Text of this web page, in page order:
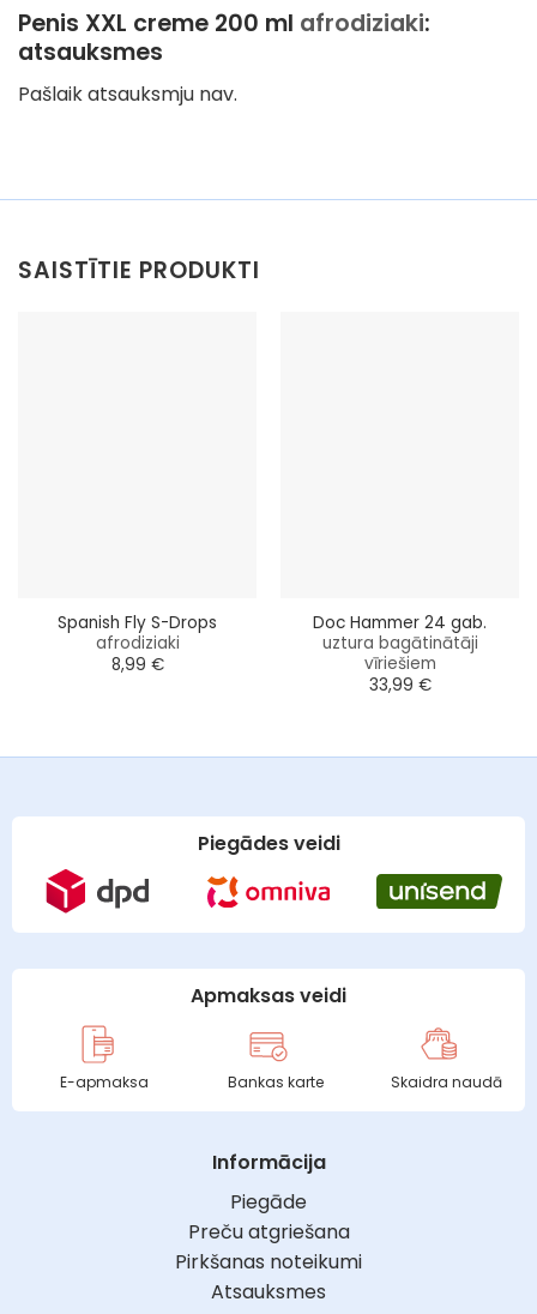
Penis XXL creme 200 ml afrodiziaki:
atsauksmes
Pašlaik atsauksmju nav.
SAISTĪTIE PRODUKTI
Spanish Fly S-Drops
afrodiziaki
8,99 €
Doc Hammer 24 gab.
uztura bagātinātāji
vīriešiem
33,99 €
Piegādes veidi
Apmaksas veidi
E-apmaksa Bankas karte Skaidra naudā
Informācija
Piegāde
Preču atgriešana
Pirkšanas noteikumi
Atsauksmes